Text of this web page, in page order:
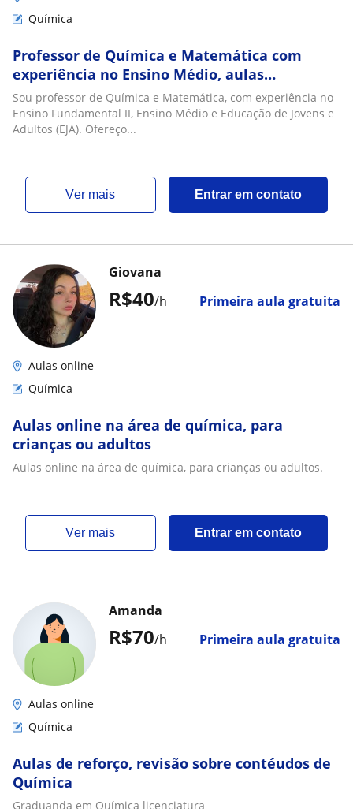
Química
Professor de Química e Matemática com
experiência no Ensino Médio, aulas
personalizadas presenciais e online
Sou professor de Química e Matemática, com experiência no
Ensino Fundamental II, Ensino Médio e Educação de Jovens e
Adultos (EJA). Ofereço...
ver mais Entrar em contato
R$40/h Primeira aula gratuita
Giovana
Aulas online
Química
Aulas online na área de química, para
crianças ou adultos
Aulas online na área de química, para crianças ou adultos.
ver mais Entrar em contato
R$70/h Primeira aula gratuita
Amanda
Aulas online
Química
Aulas de reforço, revisão sobre contéudos de
Química
Graduanda em Química licenciatura